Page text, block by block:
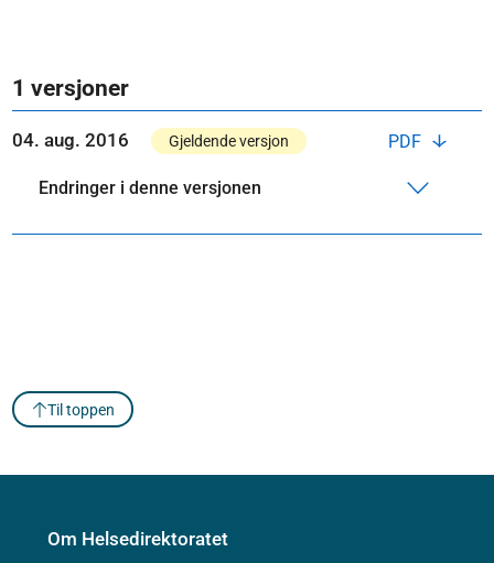
1 versjoner
PDF
04. aug. 2016 Gjeldende versjon
Endringer i denne versjonen
Til toppen
Om Helsedirektoratet